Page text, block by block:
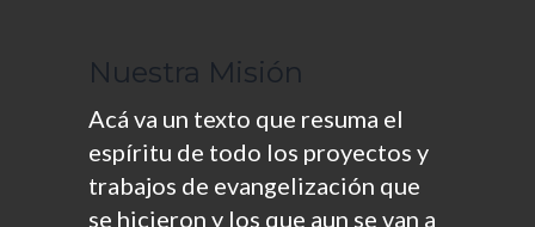
Nuestra Misión
Acá va un texto que resuma el
espíritu de todo los proyectos y
trabajos de evangelización que
se hicieron y los que aun se van a